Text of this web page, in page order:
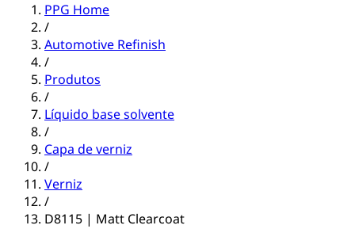
PPG Home
/
Automotive Refinish
/
Produtos
/
Líquido base solvente
/
Capa de verniz
/
Verniz
/
D8115 | Matt Clearcoat